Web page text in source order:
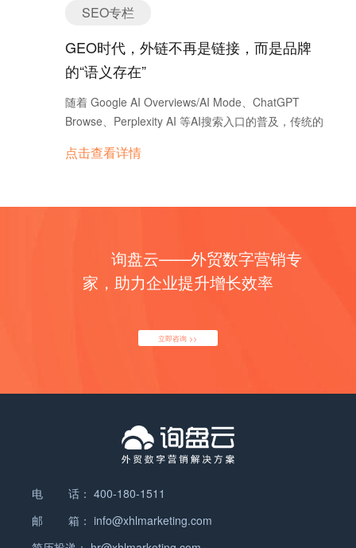
页或是同行公司主页；然后在这些主页帖子的点赞、
了。因为愿意点赞或评论的基本都是有相关需求或相
关爱好的人，都是你的潜在客户，所以非常值得与他
为了开发新客户，你也可以选择投放付费广告，这样
覆盖面就不只局限于粉丝群体，整个社媒生态都将是
你筛选的基础。 还是以FB为例，在进行广告投放之
前，平台会要求你设置自己的广告目标，包括品牌认
发，FB提供了“核心受众”及“类似受众”的定位方式，
前者是根据兴趣、地区、人口、设备和用户行为等选
项定位行业目标客户，后者则是平台根据你现有的客
的潜在客户群体。 通过投放付费广告，企业可以以更
比于依靠人力逐个邀请粉丝以及缓慢的内容运营，越
送给目标客户，然后等待有即时需求的客户找到自
己，进而达成合作。 询盘云是基于外贸场景的解决
方，集合在线客服、询盘管理、Google、
Facebook、B2B营销推广等功能，帮助外贸企业提
外推广提供最佳的推广效果！
别重视地域化因素和用户行为数据（如点击率、停留
时间等），本地化内容权重更高。 3. 外链与内链的
权重 Google：外链质量对排名影响较大，优质外链
可显著提升网站权威性。 Yandex：外链的影响相对
较低，更关注内部优化、内容质量和用户体验。 4.
语言优化的特殊性 俄语是一种高度屈折语言，词汇
在不同语境中可能变为“окна”、“окну”、“окном”。
解俄语词形变化，并将其视为相关关键词。因此，俄
流畅。 二、Yandex SEO 优化俄语网站的特殊要求
1. 语法精准与关键词自然匹配 Yandex 对内容的俄
语语法要求非常高，强调内容的自然流畅性和关键词
然使用单词的各种变化形式（如格、数、时态），确
SEO专栏
GEO时代，外链不再是链接，而是品牌
的“语义存在”
随着 Google AI Overviews/AI Mode、ChatGPT
Browse、Perplexity AI 等AI搜索入口的普及，传统的
搜索”场景中，SEO已不再是唯一通道，
整合，传统的SEO武器还有多少用？ 尤其是——外
链，在GEO时代还有意义吗？ 答案是：有，但不是
你理解的那种“SEO外链”了。 01｜GEO外链 ≠ SEO
的、锚文本的、刷来的、自动生成的，只要被搜索引
擎抓到，就能增加权重。 但在GEO里，这一套不灵
牌已经是AI语料中的“已知实体”； 哪些内容结构清
晰、具备直接引用价值。 换句话说： GEO的“外
链”不是链接数量，而是品牌存在感。 它更像是一
式里的变量。 02｜AI采信逻辑变了，外链要解决的
是“可见性”而非“权重” 你写的再好，如果AI模型没有
机会“看到”你的内容，就不会有后续的引用和整合。
点击查看详情
询盘云——外贸数字营销专
家，助力企业提升增长效率
立即咨询 >>
电 话： 400-180-1511
邮 箱： info@xhlmarketing.com